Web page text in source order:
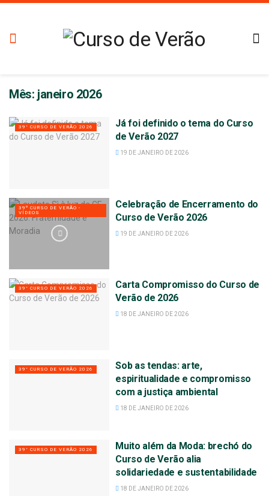
Mês: janeiro 2026
39° CURSO DE VERÃO 2026
Já foi definido o tema do Curso
de Verão 2027
19 DE JANEIRO DE 2026
39º CURSO DE VERÃO -
VÍDEOS
Celebração de Encerramento do
Curso de Verão 2026
19 DE JANEIRO DE 2026
39° CURSO DE VERÃO 2026
Carta Compromisso do Curso de
Verão de 2026
18 DE JANEIRO DE 2026
39° CURSO DE VERÃO 2026
Sob as tendas: arte,
espiritualidade e compromisso
com a justiça ambiental
18 DE JANEIRO DE 2026
39° CURSO DE VERÃO 2026
Muito além da Moda: brechó do
Curso de Verão alia
solidariedade e sustentabilidade
18 DE JANEIRO DE 2026